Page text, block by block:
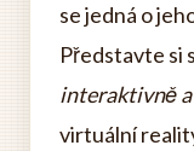
se jedná o
Představte si
interaktivně
virtuální